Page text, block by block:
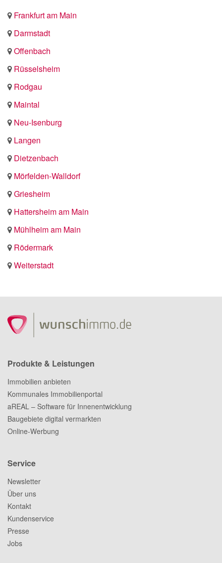
Frankfurt am Main
Darmstadt
Offenbach
Rüsselsheim
Rodgau
Maintal
Neu-Isenburg
Langen
Dietzenbach
Mörfelden-Walldorf
Griesheim
Hattersheim am Main
Mühlheim am Main
Rödermark
Weiterstadt
Produkte & Leistungen
Immobilien anbieten
Kommunales Immobilienportal
aREAL – Software für Innenentwicklung
Baugebiete digital vermarkten
Online-Werbung
Service
Newsletter
Über uns
Kontakt
Kundenservice
Presse
Jobs